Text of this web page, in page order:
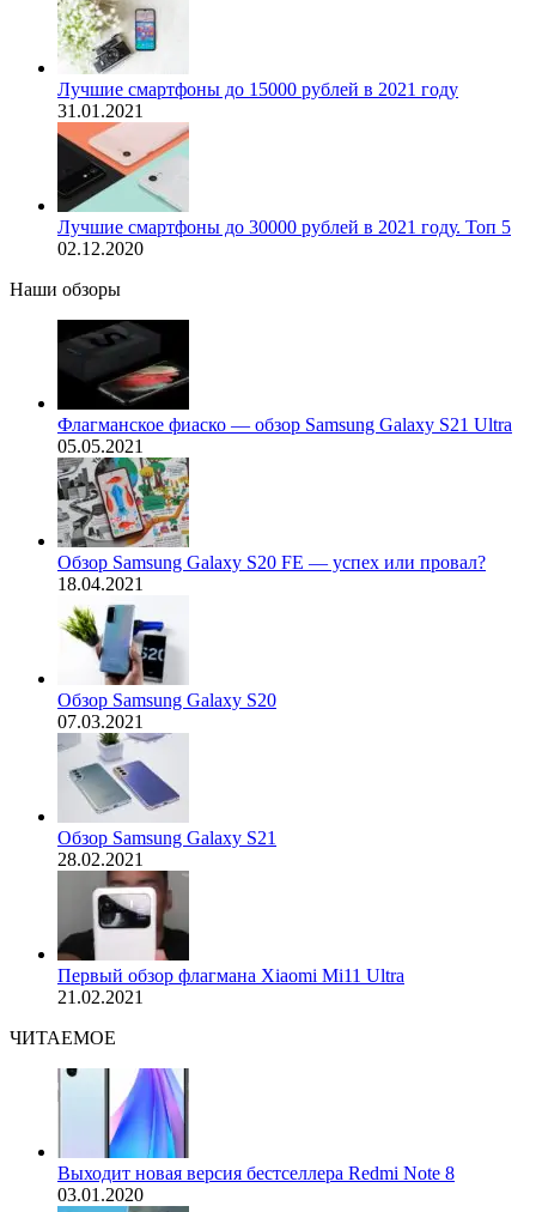
Лучшие смартфоны до 15000 рублей в 2021 году
31.01.2021
Лучшие смартфоны до 30000 рублей в 2021 году. Топ 5
02.12.2020
Наши обзоры
Флагманское фиаско — обзор Samsung Galaxy S21 Ultra
05.05.2021
Обзор Samsung Galaxy S20 FE — успех или провал?
18.04.2021
Обзор Samsung Galaxy S20
07.03.2021
Обзор Samsung Galaxy S21
28.02.2021
Первый обзор флагмана Xiaomi Mi11 Ultra
21.02.2021
ЧИТАЕМОЕ
Выходит новая версия бестселлера Redmi Note 8
03.01.2020